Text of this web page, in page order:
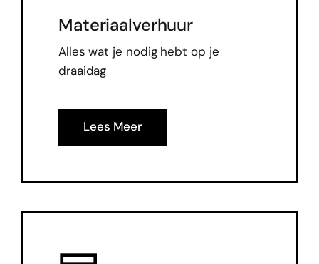
Materiaalverhuur
Alles wat je nodig hebt op je
draaidag
Lees Meer